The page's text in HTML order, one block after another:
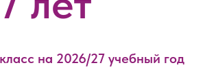
на 2026/27 учебный год